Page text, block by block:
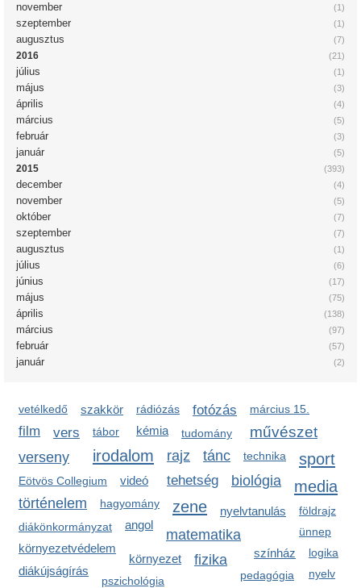
(1)
november
(1)
szeptember
(7)
augusztus
(21)
2016
(1)
július
(3)
május
(4)
április
(5)
március
(3)
február
(5)
január
(393)
2015
(4)
december
(5)
november
(7)
október
(7)
szeptember
(1)
augusztus
(6)
július
(17)
június
(75)
május
(138)
április
(97)
március
(57)
február
(2)
január
vetélkedő szakkör rádiózás fotózás március 15.
film kémia művészet
vers
irodalom
tudomány
rajz
verseny tánc
tábor
technika
sport
tehetség
Eötvös Collegium
biológia
történelem
hagyomány
media
zene
nyelvtanulás
diákönkormányzat
videó
földrajz
angol
matematika ünnep
környezetvédelem színház
környezet logika
diákújságírás
fizika
pedagógia nyelv
pszichológia